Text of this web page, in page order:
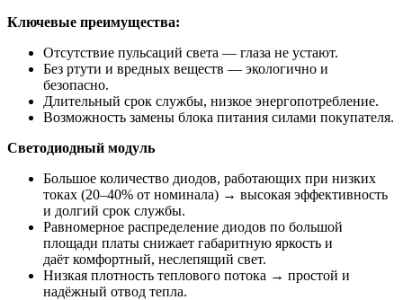
Ключевые преимущества:
Отсутствие пульсаций света — глаза не устают.
Без ртути и вредных веществ — экологично и
безопасно.
Длительный срок службы, низкое энергопотребление.
Возможность замены блока питания силами покупателя.
Светодиодный модуль
Большое количество диодов, работающих при низких
токах (20–40% от номинала) → высокая эффективность
и долгий срок службы.
Равномерное распределение диодов по большой
площади платы снижает габаритную яркость и
даёт комфортный, неслепящий свет.
Низкая плотность теплового потока → простой и
надёжный отвод тепла.